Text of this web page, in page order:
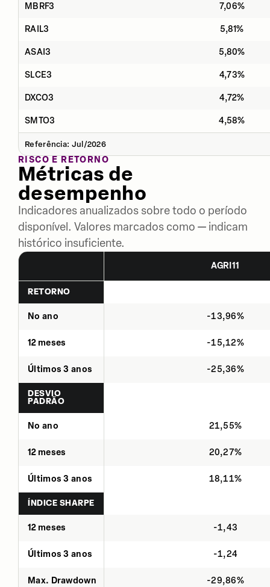
MBRF3 7,06%
RAIL3 5,81%
ASAI3 5,80%
SLCE3 4,73%
DXCO3 4,72%
SMTO3 4,58%
Referência: Jul/2026
RISCO E RETORNO
Métricas de
desempenho
Indicadores anualizados sobre todo o período
disponível. Valores marcados como — indicam
histórico insuficiente.
AGRI11
RETORNO
No ano -13,96%
12 meses -15,12%
Últimos 3 anos -25,36%
DESVIO
PADRÃO
No ano 21,55%
12 meses 20,27%
Últimos 3 anos 18,11%
ÍNDICE SHARPE
12 meses -1,43
Últimos 3 anos -1,24
Max. Drawdown -29,86%